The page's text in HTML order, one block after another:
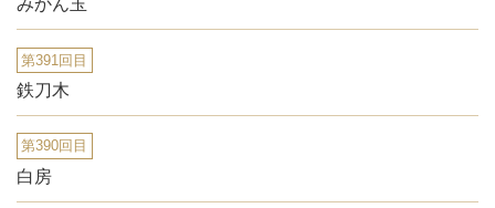
みかん玉
第391回目
鉄刀木
第390回目
白房